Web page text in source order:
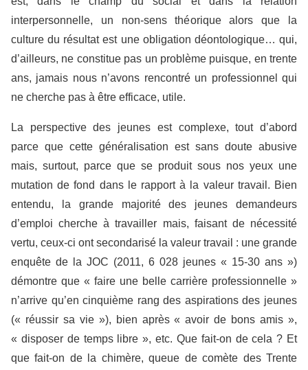
interpersonnelle, un non-sens théorique alors que la
culture du résultat est une obligation déontologique… qui,
d’ailleurs, ne constitue pas un problème puisque, en trente
ans, jamais nous n’avons rencontré un professionnel qui
ne cherche pas à être efficace, utile.
La perspective des jeunes est complexe, tout d’abord
parce que cette généralisation est sans doute abusive
mais, surtout, parce que se produit sous nos yeux une
mutation de fond dans le rapport à la valeur travail. Bien
entendu, la grande majorité des jeunes demandeurs
d’emploi cherche à travailler mais, faisant de nécessité
vertu, ceux-ci ont secondarisé la valeur travail : une grande
enquête de la JOC (2011, 6 028 jeunes « 15-30 ans »)
démontre que « faire une belle carrière professionnelle »
n’arrive qu’en cinquième rang des aspirations des jeunes
(« réussir sa vie »), bien après « avoir de bons amis »,
« disposer de temps libre », etc. Que fait-on de cela ? Et
que fait-on de la chimère, queue de comète des Trente